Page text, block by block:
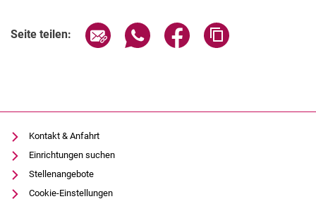
Seite teilen: Seite über E-Mail teilen
Seite über WhatsApp teilen
Seite über Facebook
Kontakt & Anfahrt
Einrichtungen suchen
Stellenangebote
Cookie-Einstellungen